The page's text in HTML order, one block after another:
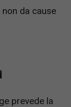
da cause
prevede la